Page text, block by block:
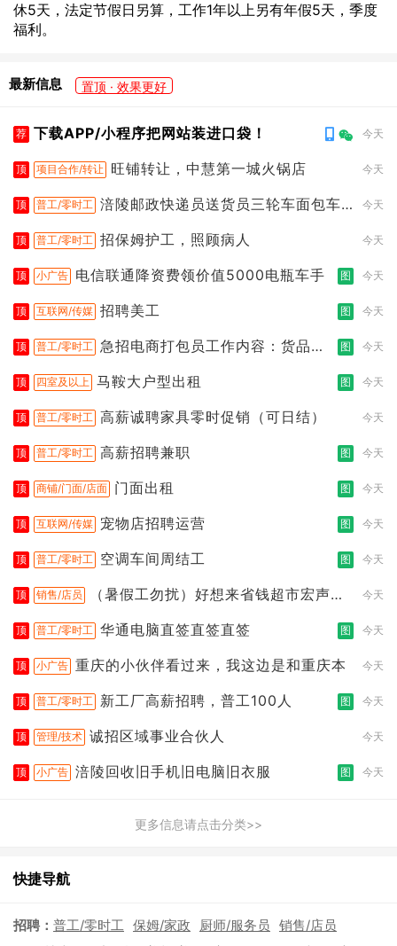
休5天，法定节假日另算，工作1年以上另有年假5天，季度
福利。
最新信息 置顶 · 效果更好
荐 下载APP/小程序把网站装进口袋！ 今天
顶 项目合作/转让 旺铺转让，中慧第一城火锅店 今天
顶 普工/零时工 涪陵邮政快递员送货员三轮车面包车
今天
顶 普工/零时工 招保姆护工，照顾病人 今天
顶 小广告 电信联通降资费领价值5000电瓶车手 图 今天
顶 互联网/传媒 招聘美工 图 今天
顶 普工/零时工 急招电商打包员工作内容：货品分
图 今天
顶 四室及以上 马鞍大户型出租 图 今天
顶 普工/零时工 高薪诚聘家具零时促销（可日结） 今天
顶 普工/零时工 高薪招聘兼职 图 今天
顶 商铺/门面/店面 门面出租 图 今天
顶 互联网/传媒 宠物店招聘运营 图 今天
顶 普工/零时工 空调车间周结工 图 今天
顶 销售/店员
（暑假工勿扰）好想来省钱超市宏声桥
今天
顶 普工/零时工 华通电脑直签直签直签 图 今天
顶 小广告 重庆的小伙伴看过来，我这边是和重庆本 今天
顶 普工/零时工 新工厂高薪招聘，普工100人 图 今天
顶 管理/技术 诚招区域事业合伙人 今天
顶 小广告 涪陵回收旧手机旧电脑旧衣服 图 今天
更多信息请点击分类>>
快捷导航
招聘： 普工/零时工 保姆/家政 厨师/服务员 销售/店员